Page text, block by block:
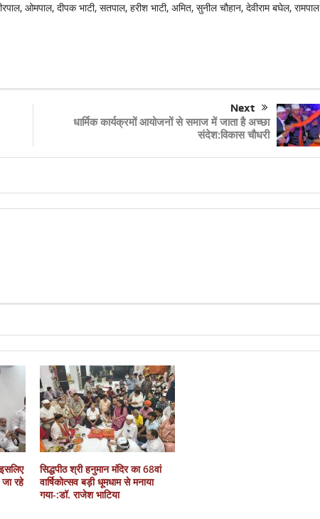
ओमपाल, दीपक भाटी, सतपाल, हरीश भाटी, अमित, सुनील चौहान, देवीराम बघेल, रामपाल
Next
धार्मिक कार्यक्रमों आयोजनों से समाज में जाता है अच्छा
संदेश:विकास चौधरी
जा रहे
सिद्धपीठ श्री हनुमान मंदिर का 68वां
वार्षिकोत्सव बड़ी धूमधाम से मनाया
गया-:डॉ. राजेश भाटिया